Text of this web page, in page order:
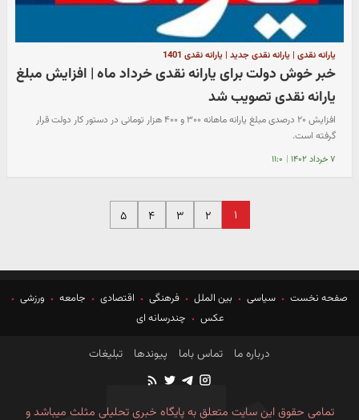
یارانه نقدی | یارانه نقدی جدید | یارانه نقدی 1401
خبر خوش دولت برای یارانه نقدی خرداد ماه | افزایش مبلغ
یارانه نقدی تصویب شد
افزایش ۲۰ درصدی مبلغ یارانه ماهانه ۳۰۰ و ۴۰۰ هزار تومانی در دستور کار دولت قرار
گرفته است.
۷ خرداد ۱۴۰۲ | ۱۱:۰
۱ ۲ ۳ ۴ ۵
صفحه نخست سیاسی بین الملل فرهنگی اقتصادی جامعه
ورزشی
عکس
چندرسانه ای
درباره ما تماس باما پیوندها تبلیغات
تمامی حقوق این سایت متعلق به پایگاه خبری تحلیلی مثلث میباشد و